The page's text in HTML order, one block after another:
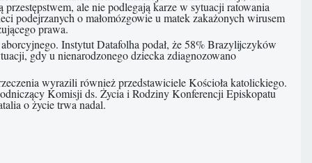
ale nie podlegają karze w sytuacji ratowania
podejrzanych o małomózgowie u matek zakażonych wirusem
prawa.
Instytut Datafolha podał, że 58% Brazylijczyków
gdy u nienarodzonego dziecka zdiagnozowano
wyrazili również przedstawiciele Kościoła katolickiego.
Komisji ds. Życia i Rodziny Konferencji Episkopatu
o życie trwa nadal.